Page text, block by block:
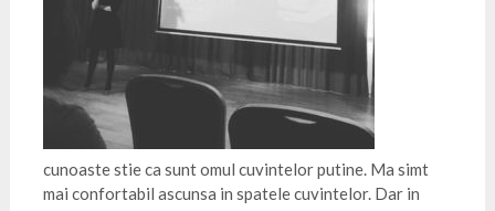
cunoaste stie ca sunt omul cuvintelor putine. Ma simt
mai confortabil ascunsa in spatele cuvintelor. Dar in